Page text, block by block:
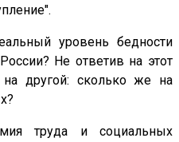
уровень бедности
Не ответив на этот
другой: сколько же на
труда и социальных